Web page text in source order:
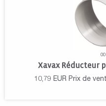
Xavax Réducteur
10,79 EUR Prix de